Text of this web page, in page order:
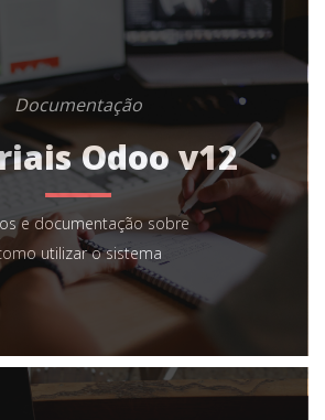
Documentação
Odoo v12
e documentação sobre
utilizar o sistema